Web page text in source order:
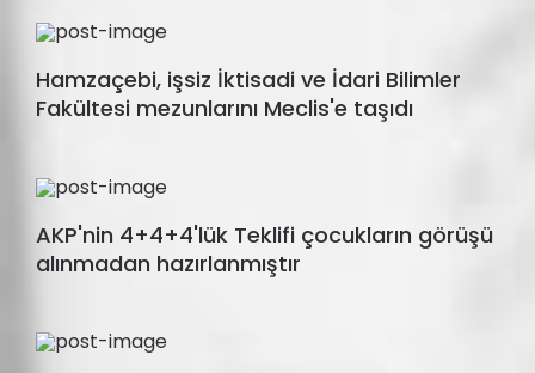
Hamzaçebi, işsiz İktisadi ve İdari Bilimler
Fakültesi mezunlarını Meclis'e taşıdı
AKP'nin 4+4+4'lük Teklifi çocukların görüşü
alınmadan hazırlanmıştır